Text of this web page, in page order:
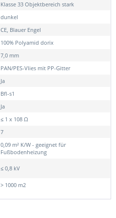
Klasse 33 Objektbereich stark
dunkel
CE, Blauer Engel
100% Polyamid dorix
7,0 mm
PAN/PES-Vlies mit PP-Gitter
Ja
Bfl-s1
Ja
≤ 1 x 108 Ω
7
0,09 m² K/W - geeignet für
Fußbodenheizung
≤ 0,8 kV
> 1000 m2